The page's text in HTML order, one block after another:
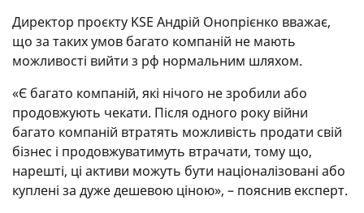
Директор проєкту KSE Андрій Онопрієнко вважає,
що за таких умов багато компаній не мають
можливості вийти з рф нормальним шляхом.
«Є багато компаній, які нічого не зробили або
продовжують чекати. Після одного року війни
багато компаній втратять можливість продати свій
бізнес і продовжуватимуть втрачати, тому що,
нарешті, ці активи можуть бути націоналізовані або
куплені за дуже дешевою ціною», – пояснив експерт.